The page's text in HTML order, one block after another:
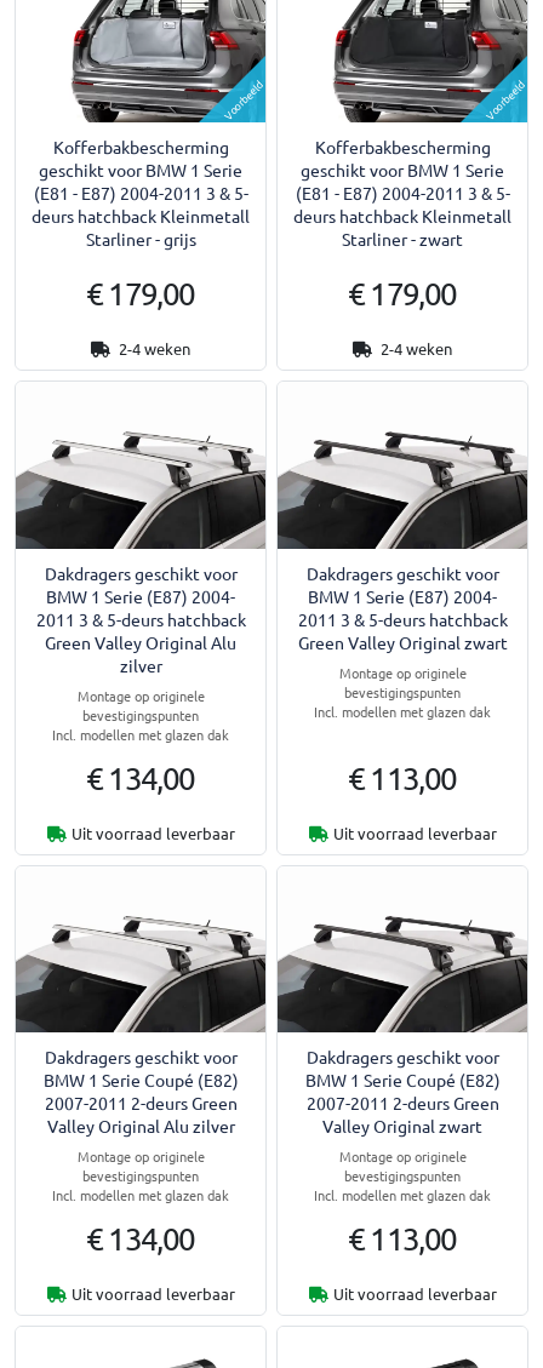
Voorbeeld
Kofferbakbescherming
geschikt voor BMW 1 Serie
(E81 - E87) 2004-2011 3 & 5-
deurs hatchback Kleinmetall
Starliner - grijs
€ 179,00
2-4 weken
Voorbeeld
Kofferbakbescherming
geschikt voor BMW 1 Serie
(E81 - E87) 2004-2011 3 & 5-
deurs hatchback Kleinmetall
Starliner - zwart
€ 179,00
2-4 weken
Dakdragers geschikt voor
BMW 1 Serie (E87) 2004-
2011 3 & 5-deurs hatchback
Green Valley Original Alu
zilver
Montage op originele
bevestigingspunten
Incl. modellen met glazen dak
€ 134,00
Uit voorraad leverbaar
Dakdragers geschikt voor
BMW 1 Serie (E87) 2004-
2011 3 & 5-deurs hatchback
Green Valley Original zwart
Montage op originele
bevestigingspunten
Incl. modellen met glazen dak
€ 113,00
Uit voorraad leverbaar
Dakdragers geschikt voor
BMW 1 Serie Coupé (E82)
2007-2011 2-deurs Green
Valley Original Alu zilver
Montage op originele
bevestigingspunten
Incl. modellen met glazen dak
€ 134,00
Uit voorraad leverbaar
Dakdragers geschikt voor
BMW 1 Serie Coupé (E82)
2007-2011 2-deurs Green
Valley Original zwart
Montage op originele
bevestigingspunten
Incl. modellen met glazen dak
€ 113,00
Uit voorraad leverbaar